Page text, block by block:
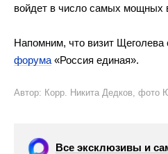
войдет в число самых мощных
Напомним, что визит Щеголева
форума «Россия единая».
Автор: Корр. Никита Дедков, фото
Все эксклюзивы и